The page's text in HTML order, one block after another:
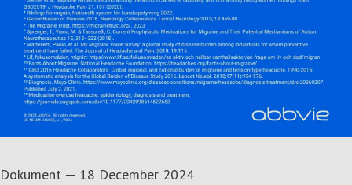
Dokument — 18 December 2024